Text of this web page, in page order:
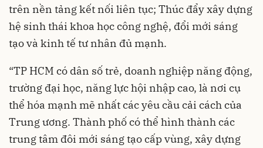
trên nền tảng kết nối liên tục; Thúc đẩy xây dựng
hệ sinh thái khoa học công nghệ, đổi mới sáng
tạo và kinh tế tư nhân đủ mạnh.
“TP HCM có dân số trẻ, doanh nghiệp năng động,
trường đại học, năng lực hội nhập cao, là nơi cụ
thể hóa mạnh mẽ nhất các yêu cầu cải cách của
Trung ương. Thành phố có thể hình thành các
trung tâm đôi mới sáng tạo cấp vùng, xây dựng